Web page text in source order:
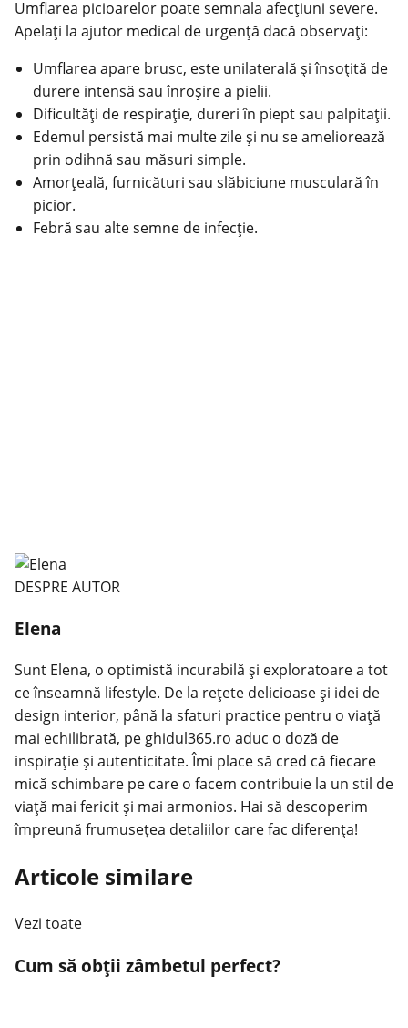
Umflarea picioarelor poate semnala afecţiuni severe.
Apelaţi la ajutor medical de urgenţă dacă observaţi:
Umflarea apare brusc, este unilaterală și însoţită de
durere intensă sau înroşire a pielii.
Dificultăţi de respiraţie, dureri în piept sau palpitaţii.
Edemul persistă mai multe zile şi nu se ameliorează
prin odihnă sau măsuri simple.
Amorţeală, furnicături sau slăbiciune musculară în
picior.
Febră sau alte semne de infecţie.
DESPRE AUTOR
Elena
Sunt Elena, o optimistă incurabilă și exploratoare a tot
ce înseamnă lifestyle. De la rețete delicioase și idei de
design interior, până la sfaturi practice pentru o viață
mai echilibrată, pe ghidul365.ro aduc o doză de
inspirație și autenticitate. Îmi place să cred că fiecare
mică schimbare pe care o facem contribuie la un stil de
viață mai fericit și mai armonios. Hai să descoperim
împreună frumusețea detaliilor care fac diferența!
Articole similare
Vezi toate
Cum să obții zâmbetul perfect?